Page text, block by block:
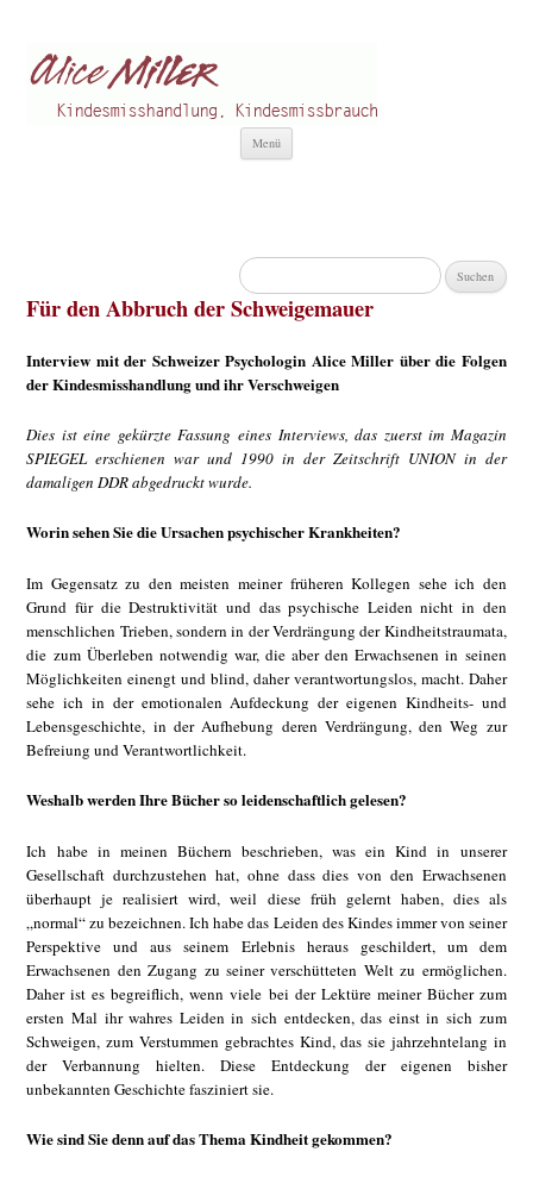
Menü
Suchen
nach:
Für den Abbruch der Schweigemauer
Interview mit der Schweizer Psychologin Alice Miller über die Folgen
der Kindesmisshandlung und ihr Verschweigen
Dies ist eine gekürzte Fassung eines Interviews, das zuerst im Magazin
SPIEGEL erschienen war und 1990 in der Zeitschrift UNION in der
damaligen DDR abgedruckt wurde.
Worin sehen Sie die Ursachen psychischer Krankheiten?
Im Gegensatz zu den meisten meiner früheren Kollegen sehe ich den
Grund für die Destruktivität und das psychische Leiden nicht in den
menschlichen Trieben, sondern in der Verdrängung der Kindheitstraumata,
die zum Überleben notwendig war, die aber den Erwachsenen in seinen
Möglichkeiten einengt und blind, daher verantwortungslos, macht. Daher
sehe ich in der emotionalen Aufdeckung der eigenen Kindheits- und
Lebensgeschichte, in der Aufhebung deren Verdrängung, den Weg zur
Befreiung und Verantwortlichkeit.
Weshalb werden Ihre Bücher so leidenschaftlich gelesen?
Ich habe in meinen Büchern beschrieben, was ein Kind in unserer
Gesellschaft durchzustehen hat, ohne dass dies von den Erwachsenen
überhaupt je realisiert wird, weil diese früh gelernt haben, dies als
„normal“ zu bezeichnen. Ich habe das Leiden des Kindes immer von seiner
Perspektive und aus seinem Erlebnis heraus geschildert, um dem
Erwachsenen den Zugang zu seiner verschütteten Welt zu ermöglichen.
Daher ist es begreiflich, wenn viele bei der Lektüre meiner Bücher zum
ersten Mal ihr wahres Leiden in sich entdecken, das einst in sich zum
Schweigen, zum Verstummen gebrachtes Kind, das sie jahrzehntelang in
der Verbannung hielten. Diese Entdeckung der eigenen bisher
unbekannten Geschichte fasziniert sie.
Wie sind Sie denn auf das Thema Kindheit gekommen?